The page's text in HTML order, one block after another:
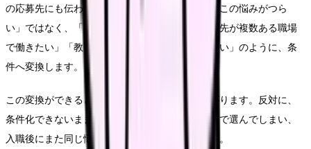
の応募先にも伝わりにくくなります。たとえば「この悩みがつら
い」ではなく、「夜勤回数を減らしたい」「相談先が複数ある職場
で働きたい」「教育の段階が明確な環境を選びたい」のように、条
件へ変換します。
この変換ができると、求人を見る時の精度が上がります。反対に、
条件化できないまま応募すると、給与や通勤だけで選んでしまい、
入職後にまた同じ悩みが再燃することがあります。